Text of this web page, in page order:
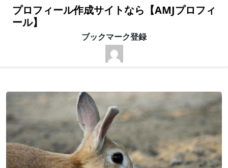
プロフィール作成サイトなら【AMJプロフィ
ール】
ブックマーク登録